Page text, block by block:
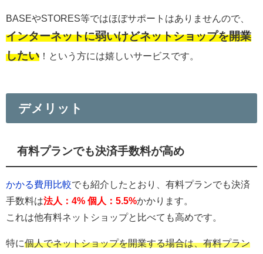
BASEやSTORES等ではほぼサポートはありませんので、
インターネットに弱いけどネットショップを開業
したい ！という方には嬉しいサービスです。
デメリット
有料プランでも決済手数料が高め
かかる費用比較でも紹介したとおり、有料プランでも決済
手数料は法人：4% 個人：5.5%かかります。
これは他有料ネットショップと比べても高めです。
特に個人でネットショップを開業する場合は、有料プラン